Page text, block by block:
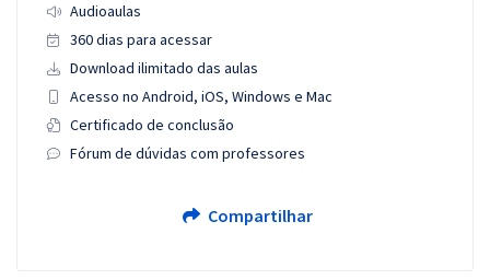
Audioaulas
360 dias para acessar
Download ilimitado das aulas
Acesso no Android, iOS, Windows e Mac
Certificado de conclusão
Fórum de dúvidas com professores
Compartilhar